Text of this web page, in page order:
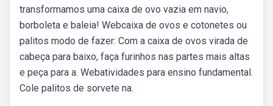
transformamos uma caixa de ovo vazia em navio,
borboleta e baleia! Webcaixa de ovos e cotonetes ou
palitos modo de fazer: Com a caixa de ovos virada de
cabeça para baixo, faça furinhos nas partes mais altas
e peça para a. Webatividades para ensino fundamental.
Cole palitos de sorvete na.